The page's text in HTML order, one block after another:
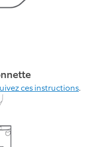
ces instructions.